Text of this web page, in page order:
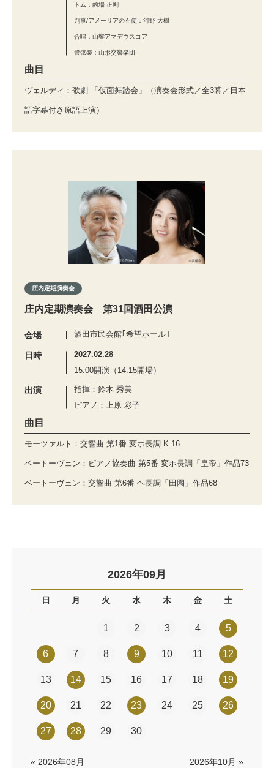
トム：的場 正剛
判事/アメーリアの召使：河野 大樹
合唱：山響アマデウスコア
管弦楽：山形交響楽団
曲目
ヴェルディ：歌劇 「仮面舞踏会」（演奏会形式／全3幕／日本
語字幕付き原語上演）
庄内定期演奏会
庄内定期演奏会 第31回酒田公演
会場 酒田市民会館｢希望ホール｣
日時
2027.02.28
15:00開演（14:15開場）
出演
指揮：鈴木 秀美
ピアノ：上原 彩子
曲目
モーツァルト：交響曲 第1番 変ホ長調 K.16
ベートーヴェン：ピアノ協奏曲 第5番 変ホ長調「皇帝」作品73
ベートーヴェン：交響曲 第6番 ヘ長調「田園」作品68
2026年09月
日 月 火 水 木 金 土
1 2 3 4 5
6 7 8 9 10 11 12
13 14 15 16 17 18 19
20 21 22 23 24 25 26
27 28 29 30
« 2026年08月 2026年10月 »